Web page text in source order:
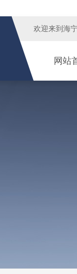
欢迎来到 海
网站